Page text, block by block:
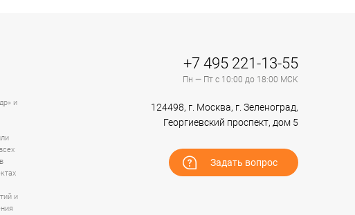
и
и
+7 495 221-13-55
Пн — Пт с 10:00 до 18:00 МСК
124498, г. Москва, г. Зеленоград,
Георгиевский проспект, дом 5
Задать вопрос